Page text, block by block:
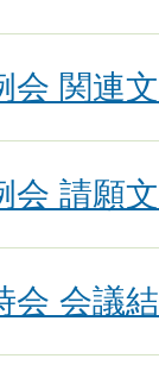
会 関連
会 請願
会 会議